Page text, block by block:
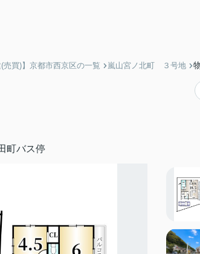
(売買)】京都市西京区の一覧 嵐山宮ノ北町 ３号地
町バス停